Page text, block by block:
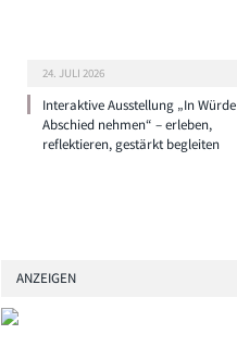
24. JULI 2026
Interaktive Ausstellung „In Würde
Abschied nehmen“ – erleben,
reflektieren, gestärkt begleiten
ANZEIGEN